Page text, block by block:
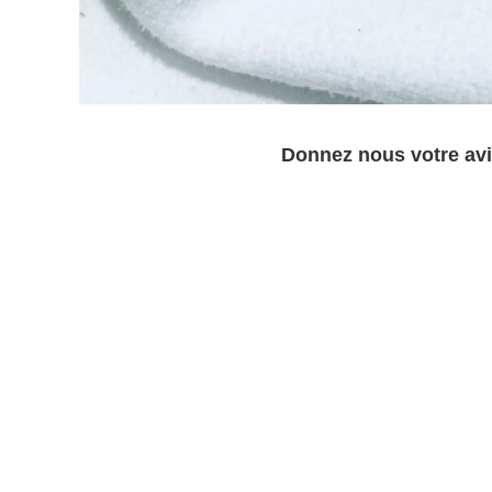
Donnez nous votre